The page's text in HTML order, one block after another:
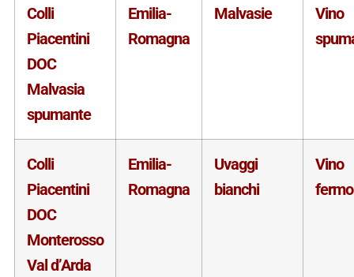
Colli
Piacentini
DOC
Malvasia
spumante
Emilia-
Romagna
Malvasie
Vino
Colli
Piacentini
DOC
Monterosso
Val d’Arda
Emilia-
Romagna
Uvaggi
bianchi
Vino
fermo